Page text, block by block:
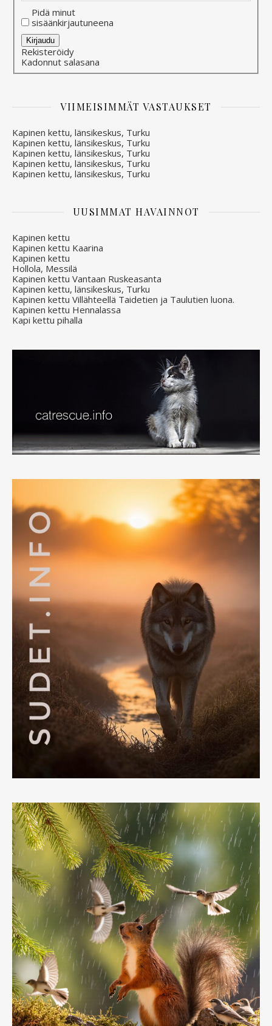
Pidä minut
sisäänkirjautuneena
Alternative:
Kirjaudu
Rekisteröidy
Kadonnut salasana
VIIMEISIMMÄT VASTAUKSET
Kapinen kettu, länsikeskus, Turku
Kapinen kettu, länsikeskus, Turku
Kapinen kettu, länsikeskus, Turku
Kapinen kettu, länsikeskus, Turku
Kapinen kettu, länsikeskus, Turku
UUSIMMAT HAVAINNOT
Kapinen kettu
Kapinen kettu Kaarina
Kapinen kettu
Hollola, Messilä
Kapinen kettu Vantaan Ruskeasanta
Kapinen kettu, länsikeskus, Turku
Kapinen kettu Villähteellä Taidetien ja Taulutien luona.
Kapinen kettu Hennalassa
Kapi kettu pihalla